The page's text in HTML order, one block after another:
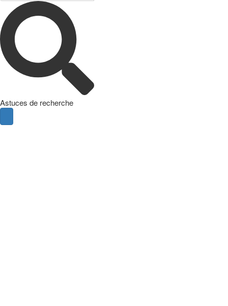
Astuces de recherche